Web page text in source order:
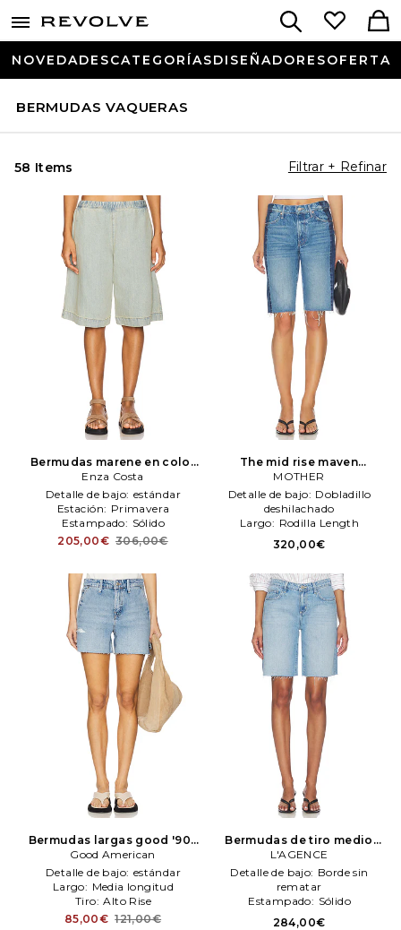
NOVEDADESCATEGORÍASDISEÑADORESOFERTA
BERMUDAS VAQUERAS
58 Items Filtrar + Refinar
Bermudas marene en color
azul Enza Costa
Enza Costa
Detalle de bajo: estándar
Estación: Primavera
Estampado: Sólido
205,00€ 306,00€
The mid rise maven
bermuda fray shorts en
color azul MOTHER
MOTHER
Detalle de bajo: Dobladillo
deshilachado
Largo: Rodilla Length
Tipo de manga: estándar
320,00€
Bermudas largas good '90s
en color azul Good
American
Good American
Detalle de bajo: estándar
Largo: Media longitud
Tiro: Alto Rise
85,00€ 121,00€
Bermudas de tiro medio
river en color azul L'AGENCE
L'AGENCE
Detalle de bajo: Borde sin
rematar
Estampado: Sólido
Largo:Rodilla Length
284,00€